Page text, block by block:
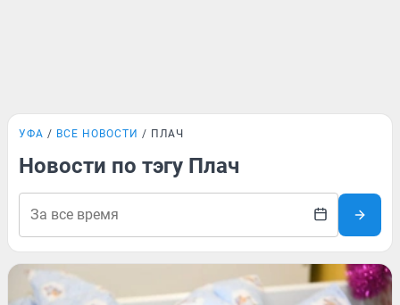
УФА ВСЕ НОВОСТИ ПЛАЧ
Новости по тэгу Плач